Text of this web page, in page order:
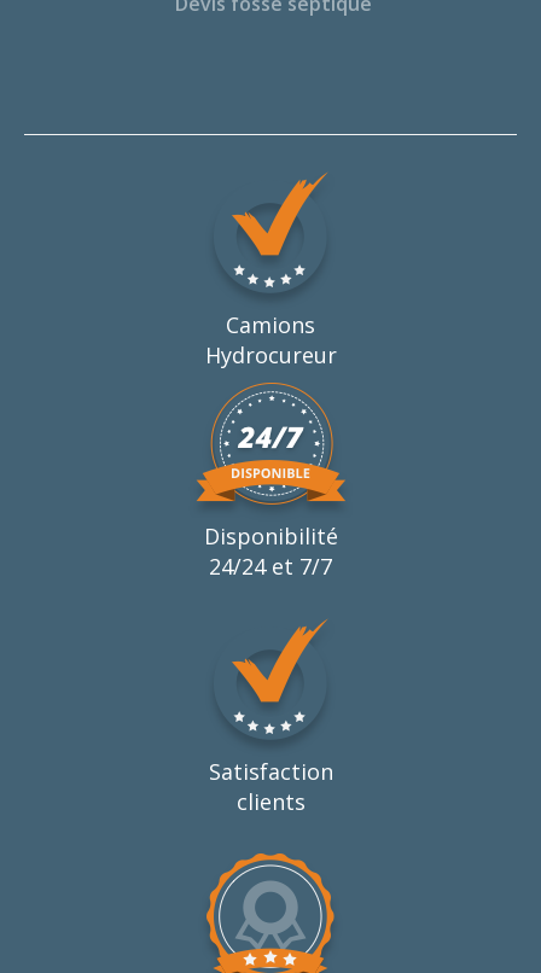
Camions
Hydrocureur
Disponibilité
24/24 et 7/7
Satisfaction
clients